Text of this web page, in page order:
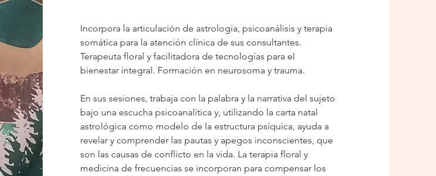
Incorpora la articulación de astrología, psicoanálisis y terapia
somática para la atención clínica de sus consultantes.
Terapeuta floral y facilitadora de tecnologías para el
bienestar integral. Formación en neurosoma y trauma.
En sus sesiones, trabaja con la palabra y la narrativa del sujeto
bajo una escucha psicoanalítica y, utilizando la carta natal
astrológica como modelo de la estructura psíquica, ayuda a
revelar y comprender las pautas y apegos inconscientes, que
son las causas de conflicto en la vida. La terapia floral y
medicina de frecuencias se incorporan para compensar los